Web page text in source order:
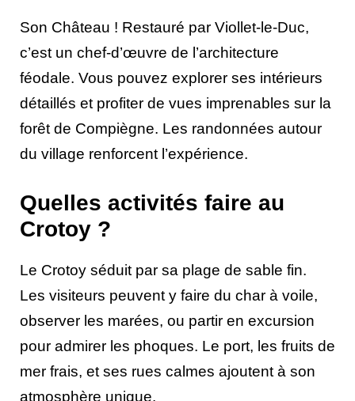
Son Château ! Restauré par Viollet-le-Duc,
c’est un chef-d’œuvre de l’architecture
féodale. Vous pouvez explorer ses intérieurs
détaillés et profiter de vues imprenables sur la
forêt de Compiègne. Les randonnées autour
du village renforcent l’expérience.
Quelles activités faire au
Crotoy ?
Le Crotoy séduit par sa plage de sable fin.
Les visiteurs peuvent y faire du char à voile,
observer les marées, ou partir en excursion
pour admirer les phoques. Le port, les fruits de
mer frais, et ses rues calmes ajoutent à son
atmosphère unique.